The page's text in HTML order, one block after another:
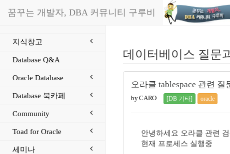
꿈꾸는 개발자, DBA 커뮤니티 구루비
지식창고
Database Q&A
Oracle Database
Database 북카페
Community
Toad for Oracle
세미나
데이터베이스 질문
오라클 tablespace 관련 질
by CARO [DB 기타] oracle
안녕하세요 오라클 관련
현재 프로세스 실행중